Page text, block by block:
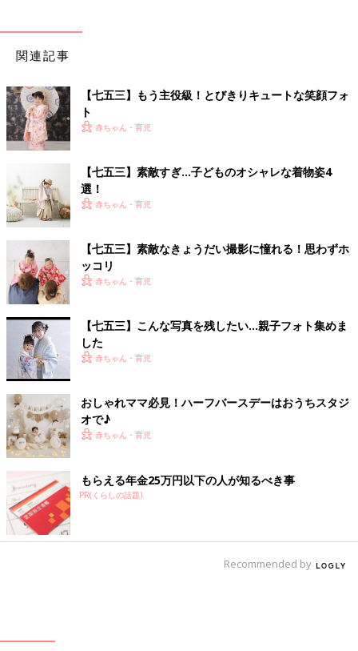
関連記事
【七五三】もう主役級！とびきりキュートな笑顔フォ
ト
赤ちゃん・育児
【七五三】素敵すぎ…子どものオシャレな着物姿4
選！
赤ちゃん・育児
【七五三】素敵なきょうだい撮影に憧れる！思わずホ
ッコリ
赤ちゃん・育児
【七五三】こんな写真を残したい…親子フォト集めま
した
赤ちゃん・育児
おしゃれママ必見！ハーフバースデーはおうちスタジ
オで♪
赤ちゃん・育児
もらえる年金25万円以下の人が知るべき事
PR(くらしの話題)
Recommended by